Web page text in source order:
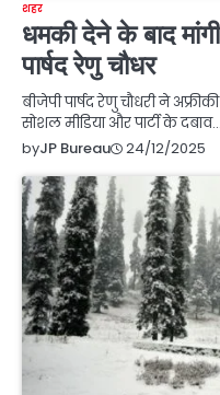
शहर
धमकी देने के बाद
पार्षद रेणु चौधर
बीजेपी पार्षद रेणु चौधरी ने
सोशल मीडिया और पार्टी के दबाव…
byJP Bureau 24/12/2025